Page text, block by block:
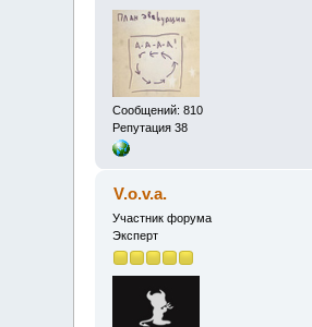
Сообщений: 810
Репутация 38
V.o.v.a.
Участник форума
Эксперт